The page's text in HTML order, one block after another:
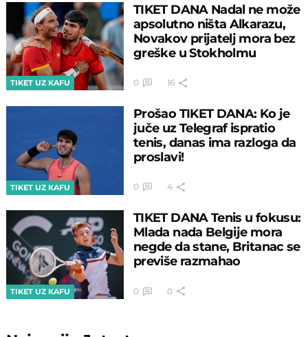
TIKET UZ KAFU
TIKET DANA Nadal ne može
apsolutno ništa Alkarazu,
Novakov prijatelj mora bez
greške u Stokholmu
0 16
TIKET UZ KAFU
Prošao TIKET DANA: Ko je
juče uz Telegraf ispratio
tenis, danas ima razloga da
proslavi!
0 4
TIKET UZ KAFU
TIKET DANA Tenis u fokusu:
Mlada nada Belgije mora
negde da stane, Britanac se
previše razmahao
0 0